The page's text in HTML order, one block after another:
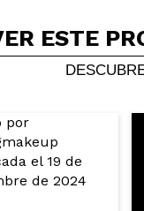
un vídeo o una
ser el primero.
No
ESTE